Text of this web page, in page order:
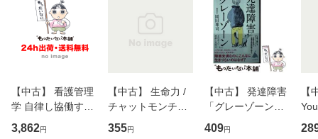
【中古】 看護管理
学 自律し協働する
専門職の看護マネ
ジメントスキル 改
3,862円
【中古】 生命力 /
チャットモンチー /
キューンレコード
[CD]【メール便送
355円
【中古】 発達障害
「グレーゾーン」
その正しい理解と
克服法 (SB新書 57
409円
【
のが